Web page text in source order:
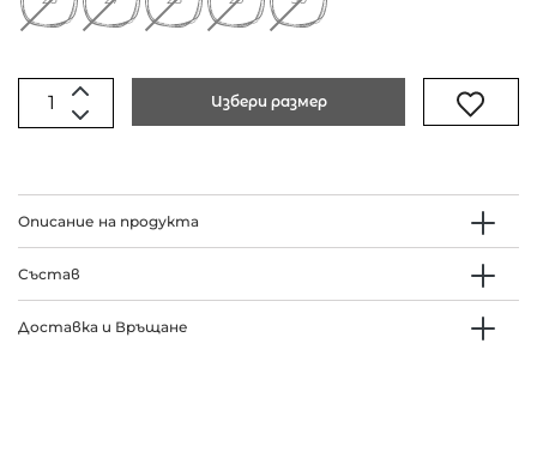
Избери размер
Описание на продукта
Състав
Доставка и Връщане